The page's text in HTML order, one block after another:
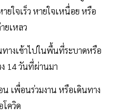
ยใจเร็ว หายใจเหนื่อย หรือ
ยเหลว
างเข้าไปในพื้นที่ระบาดหรือ
14 วันที่ผ่านมา
เพื่อนร่วมงาน หรือเดินทาง
ควิด